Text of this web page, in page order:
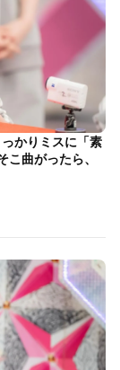
かりミスに「素
曲がったら、